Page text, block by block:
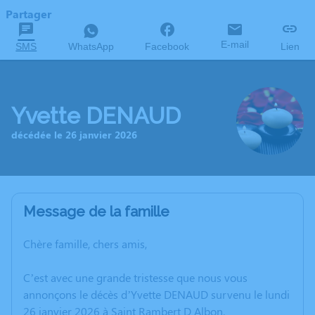
Partager
SMS WhatsApp Facebook E-mail Lien
Yvette DENAUD
décédée le 26 janvier 2026
Message de la famille
Chère famille, chers amis,
C’est avec une grande tristesse que nous vous
annonçons le décès d’Yvette DENAUD survenu le lundi
26 janvier 2026 à Saint Rambert D Albon.